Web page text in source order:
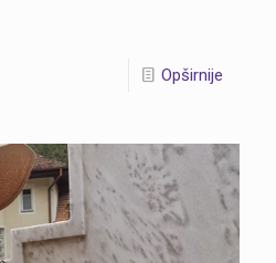
Opširnije